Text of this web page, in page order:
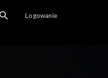
Logowanie